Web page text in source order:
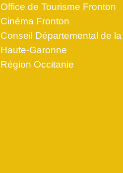
Office de Tourisme Fronton
Cinéma Fronton
Conseil Départemental de la
Haute-Garonne
Région Occitanie